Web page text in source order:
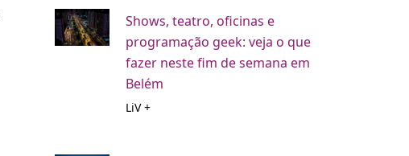
Shows, teatro, oficinas e
programação geek: veja o que
fazer neste fim de semana em
Belém
LiV +